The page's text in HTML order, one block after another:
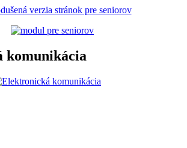
verzia stránok pre seniorov
komunikácia